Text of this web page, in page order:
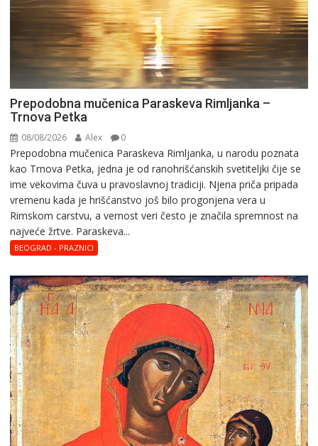
Prepodobna mučenica Paraskeva Rimljanka –
Trnova Petka
08/08/2026 Alex 0
Prepodobna mučenica Paraskeva Rimljanka, u narodu poznata
kao Trnova Petka, jedna je od ranohrišćanskih svetiteljki čije se
ime vekovima čuva u pravoslavnoj tradiciji. Njena priča pripada
vremenu kada je hrišćanstvo još bilo progonjena vera u
Rimskom carstvu, a vernost veri često je značila spremnost na
najveće žrtve. Paraskeva...
BEOGRAD - PRAZNICI